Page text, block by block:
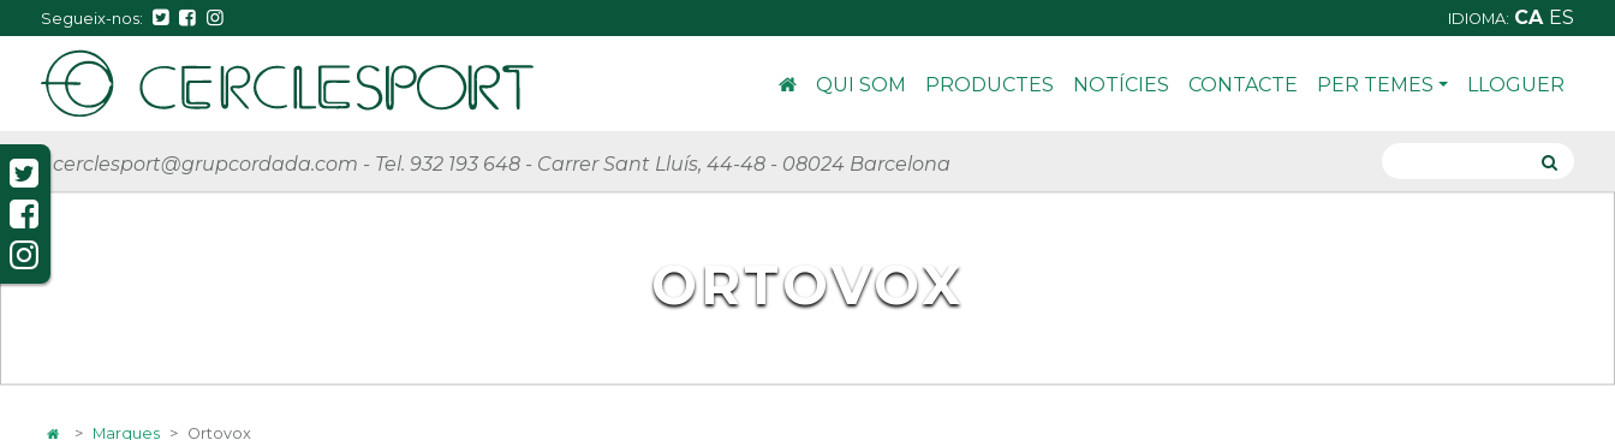
Segueix-nos: IDIOMA: CA ES
QUI SOM PRODUCTES NOTÍCIES CONTACTE PER TEMES LLOGUER
cerclesport@grupcordada.com - Tel. 932 193 648 - Carrer Sant Lluís, 44-48 - 08024 Barcelona
ORTOVOX
> Marques > Ortovox